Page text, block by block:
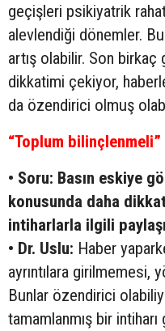
geçişleri psikiyatrik
alevlendiği dönemler.
artış olabilir. Son
dikkatimi çekiyor,
da özendirici olmuş
“Toplum bilinçlenmeli”
• Soru: Basın eskiye
konusunda daha
intiharlarla ilgili
• Dr. Uslu: Haber
ayrıntılara girilmemesi,
Bunlar özendirici
tamamlanmış bir